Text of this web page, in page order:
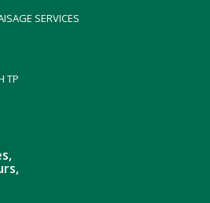
SERVICES
TP